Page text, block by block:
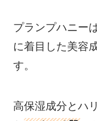
プランプハニー
に着目した美容
す。
高保湿成分とハ